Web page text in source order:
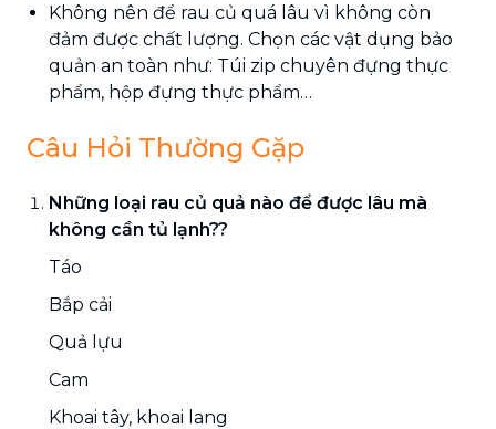
Không nên để rau củ quá lâu vì không còn
đảm được chất lượng. Chọn các vật dụng bảo
quản an toàn như: Túi zip chuyên đựng thực
phẩm, hộp đựng thực phẩm…
Câu Hỏi Thường Gặp
Những loại rau củ quả nào để được lâu mà
không cần tủ lạnh??
Táo
Bắp cải
Quả lựu
Cam
Khoai tây, khoai lang